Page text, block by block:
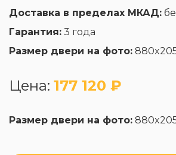
Доставка в пределах МКАД:
Гарантия: 3 года
Размер двери на фото:
Цена: 177 120 ₽
Размер двери на фото: